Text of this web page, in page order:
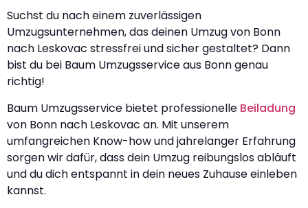
Suchst du nach einem zuverlässigen
Umzugsunternehmen, das deinen Umzug von Bonn
nach Leskovac stressfrei und sicher gestaltet? Dann
bist du bei Baum Umzugsservice aus Bonn genau
richtig!
Baum Umzugsservice bietet professionelle Beiladung
von Bonn nach Leskovac an. Mit unserem
umfangreichen Know-how und jahrelanger Erfahrung
sorgen wir dafür, dass dein Umzug reibungslos abläuft
und du dich entspannt in dein neues Zuhause einleben
kannst.